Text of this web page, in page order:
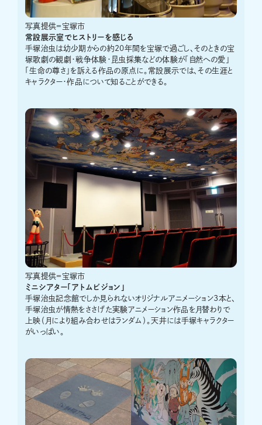
写真提供＝宝塚市
常設展示室でヒストリーを感じる
手塚治虫は幼少期からの約20年間を宝塚で過ごし、そのときの宝
塚歌劇の観劇・戦争体験・昆虫採集などの体験が「自然への愛」
「生命の尊さ」を訴える作品の原点に。常設展示では、その生涯と
キャラクター・作品について知ることができる。
写真提供＝宝塚市
ミニシアター「アトムビジョン」
手塚治虫記念館でしか見られないオリジナルアニメーション3本と、
手塚治虫が情熱をささげた実験アニメーション作品を月替わりで
上映（月により組み合わせはランダム）。天井には手塚キャラクター
がいっぱい。